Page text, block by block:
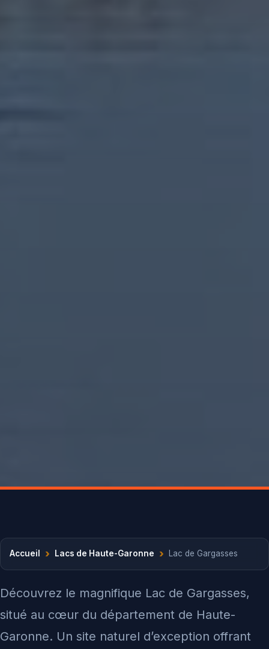
Accueil › Lacs de Haute-Garonne › Lac de Gargasses
Découvrez le magnifique Lac de Gargasses,
situé au cœur du département de Haute-
Garonne. Un site naturel d’exception offrant